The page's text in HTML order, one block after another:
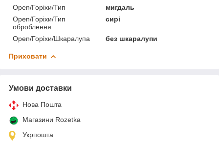
Open/Горіхи/Тип
мигдаль
Open/Горіхи/Тип
оброблення
сирі
Open/Горіхи/Шкаралупа без шкаралупи
Приховати
Умови доставки
Нова Пошта
Магазини Rozetka
Укрпошта